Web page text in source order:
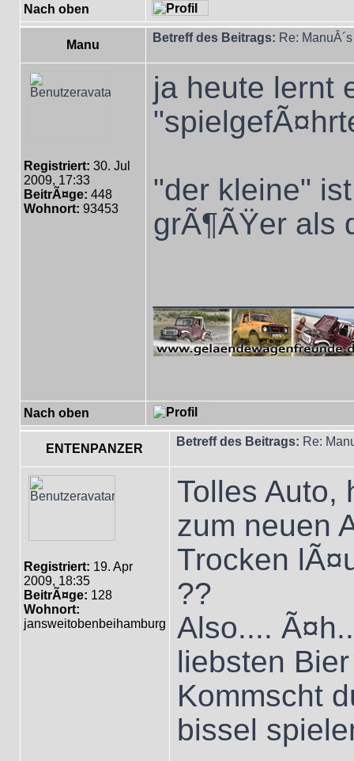
Nach oben
Manu
Betreff des Beitrags: Re:
Registriert: 30. Jul
2009, 17:33
BeitrÃ¤ge: 448
Wohnort: 93453
ja heute lernt
"der kleine"
grÃ¶ÃŸer als
Nach oben
ENTENPANZER
Betreff des Beitrags: Re:
Registriert: 19. Apr
2009, 18:35
BeitrÃ¤ge: 128
Wohnort:
jansweitobenbeihamburg
Tolles
zum neuen
Trocken
??
Also....
liebsten
Kommscht
bissel